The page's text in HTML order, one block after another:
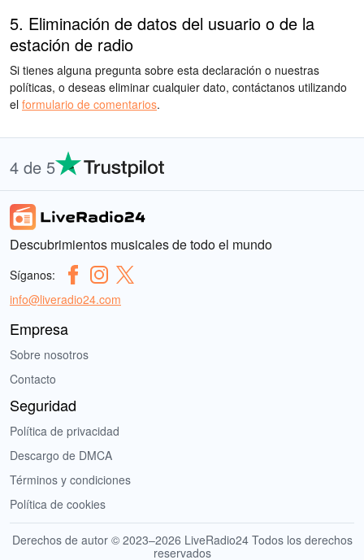
5. Eliminación de datos del usuario o de la
estación de radio
Si tienes alguna pregunta sobre esta declaración o nuestras
políticas, o deseas eliminar cualquier dato, contáctanos utilizando
el formulario de comentarios.
4 de 5
Descubrimientos musicales de todo el mundo
Síganos:
info@liveradio24.com
Empresa
Sobre nosotros
Contacto
Seguridad
Política de privacidad
Descargo de DMCA
Términos y condiciones
Política de cookies
Derechos de autor © 2023–2026 LiveRadio24 Todos los derechos
reservados